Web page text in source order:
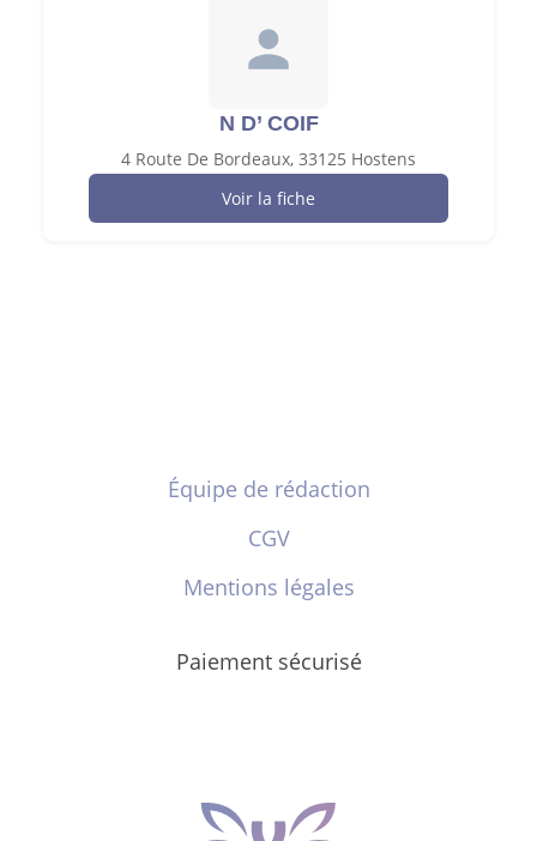
N D’ COIF
4 Route De Bordeaux, 33125 Hostens
Voir la fiche
Équipe de rédaction
CGV
Mentions légales
Paiement sécurisé